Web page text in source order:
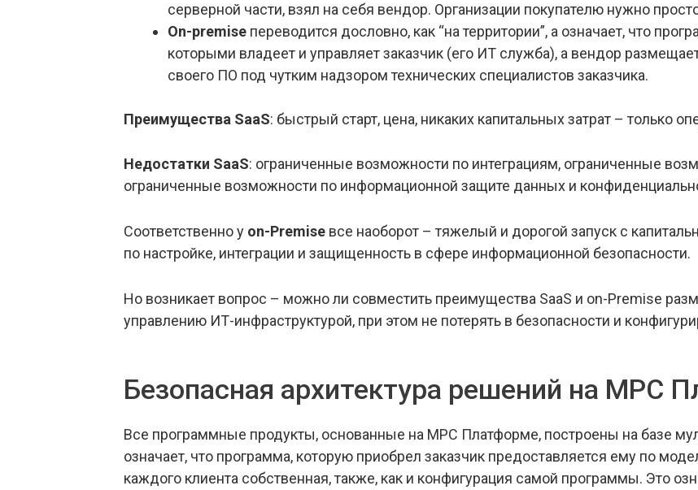
серверной части, взял на себя вендор. Организации покупателю нужно
On-premise переводится дословно, как “на территории”, а означает, что
которыми владеет и управляет заказчик (его ИТ служба), а вендор
своего ПО под чутким надзором технических специалистов заказчика.
Преимущества SaaS: быстрый старт, цена, никаких капитальных затрат – только
Недостатки SaaS: ограниченные возможности по интеграциям, ограниченные
ограниченные возможности по информационной защите данных и
Соответственно у on-Premise все наоборот – тяжелый и дорогой запуск с
по настройке, интеграции и защищенность в сфере информационной безопасности.
Но возникает вопрос – можно ли совместить преимущества SaaS и on-Premise
управлению ИТ-инфраструктурой, при этом не потерять в безопасности и
Безопасная архитектура решений на МРС
Все программные продукты, основанные на МРС Платформе, построены на базе
означает, что программа, которую приобрел заказчик предоставляется ему по
каждого клиента собственная, также, как и конфигурация самой программы. Это